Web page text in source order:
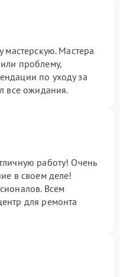
мастерскую. Мастера
проблему,
по уходу за
все ожидания.
работу! Очень
в своем деле!
Всем
для ремонта